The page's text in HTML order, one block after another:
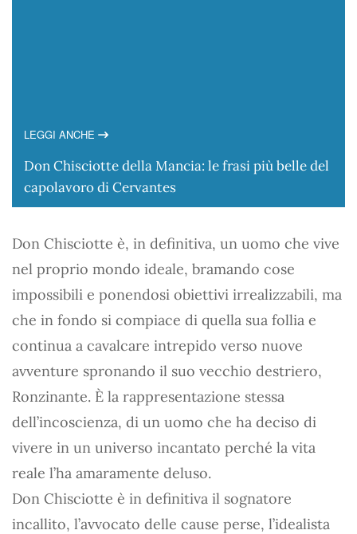
LEGGI ANCHE
Don Chisciotte della Mancia: le frasi più belle del
capolavoro di Cervantes
Don Chisciotte è, in definitiva, un uomo che vive
nel proprio mondo ideale, bramando cose
impossibili e ponendosi obiettivi irrealizzabili, ma
che in fondo si compiace di quella sua follia e
continua a cavalcare intrepido verso nuove
avventure spronando il suo vecchio destriero,
Ronzinante. È la rappresentazione stessa
dell’incoscienza, di un uomo che ha deciso di
vivere in un universo incantato perché la vita
reale l’ha amaramente deluso.
Don Chisciotte è in definitiva il sognatore
incallito, l’avvocato delle cause perse, l’idealista